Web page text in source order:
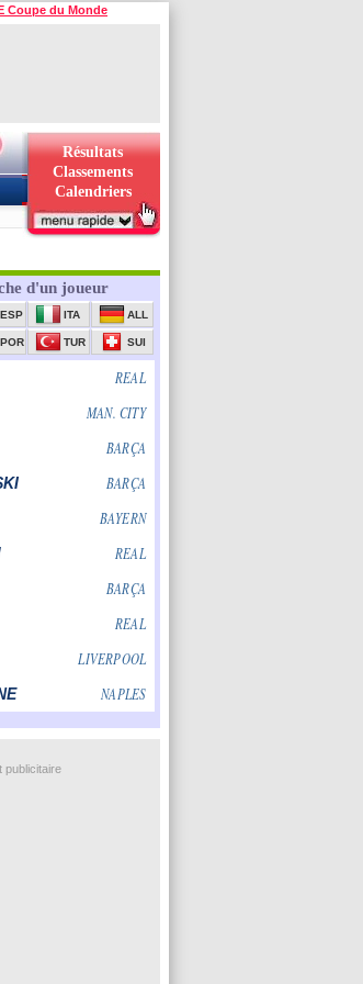
Coupe du Monde
Résultats
Classements
Calendriers
publicitaire